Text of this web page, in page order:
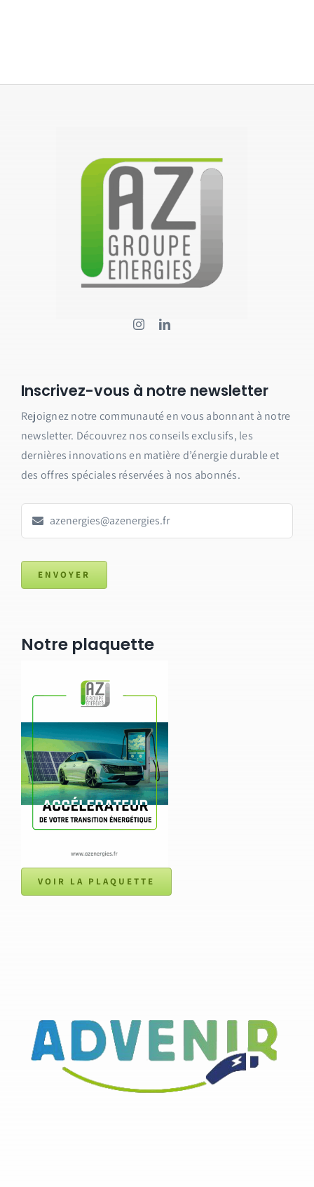
Inscrivez-vous à notre newsletter
Rejoignez notre communauté en vous abonnant à notre
newsletter. Découvrez nos conseils exclusifs, les
dernières innovations en matière d’énergie durable et
des offres spéciales réservées à nos abonnés.
ENVOYER
Notre plaquette
VOIR LA PLAQUETTE